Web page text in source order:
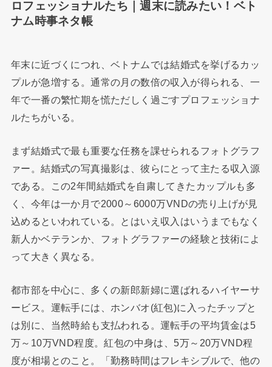
ロフェッショナルたち｜週末に読みたい！ベト
ナム時事ネタ帳
年末に近づくにつれ、ベトナムでは結婚式を挙げるカッ
プルが急増する。通常の月の数倍の収入が得られる、一
年で一番の繁忙期を慌ただしく過ごすプロフェッショナ
ルたちがいる。
まず結婚式で最も重要な任務を課せられるフォトグラフ
ァー。結婚式の写真撮影は、彼らにとって主たる収入源
である。この2年間結婚式を自粛してきたカップルも多
く、今年は一か月で2000～6000万VNDの売り上げが見
込めるといわれている。とはいえ収入はいうまでもなく
新人かベテランか、フォトグラファーの経験と技術によ
って大きく異なる。
都市部を中心に、多くの新郎新婦に選ばれるハイヤーサ
ービス。運転手には、ホンバオ(紅包)に入ったチップと
は別に、当然時給も支払われる。運転手の平均賃金は5
万～10万VND程度。紅包の中身は、5万～20万VND程
度が相場とのこと。「勤務時間はフレキシブルで、他の